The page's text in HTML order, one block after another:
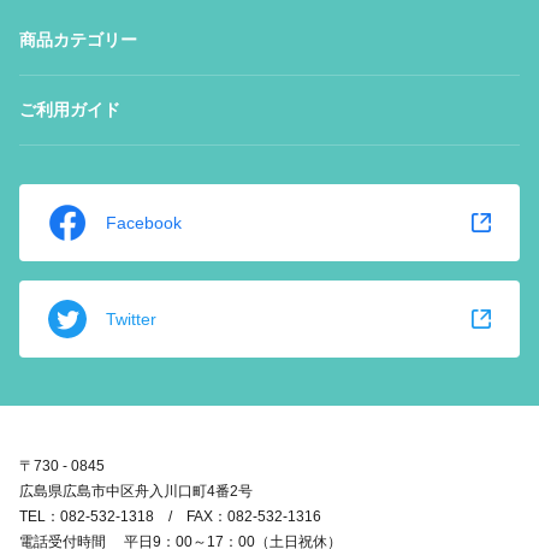
商品カテゴリー
ご利用ガイド
Facebook
Twitter
〒730 - 0845
広島県広島市中区舟入川口町4番2号
TEL：082-532-1318 / FAX：082-532-1316
電話受付時間 平日9：00～17：00（土日祝休）